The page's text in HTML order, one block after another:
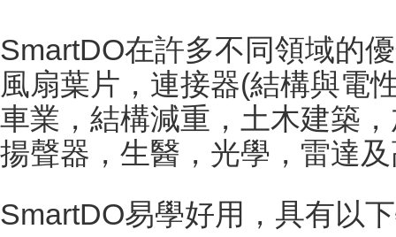
SmartDO在許多不同領域的
風扇葉片，連接器(結構與電
車業，結構減重，土木建築
揚聲器，生醫，光學，雷達
SmartDO易學好用，具有以